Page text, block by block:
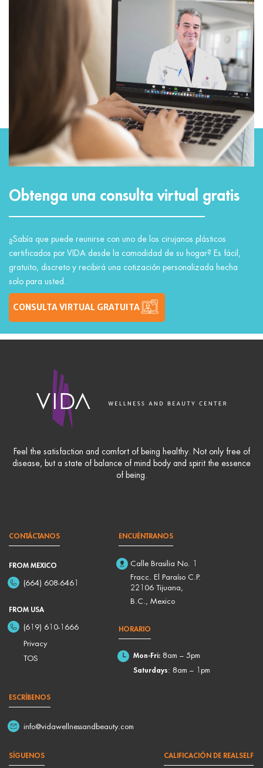
Obtenga una consulta virtual gratis
¿Sabía que puede reunirse con uno de los cirujanos plásticos
certificados por VIDA desde la comodidad de su hogar? Es fácil,
gratuito, discreto y recibirá una cotización personalizada hecha
solo para usted.
CONSULTA VIRTUAL GRATUITA
Feel the satisfaction and comfort of being healthy. Not only free of
disease, but a state of balance of mind body and spirit the essence
of being.
CONTÁCTANOS
FROM MEXICO
(664) 608-6461
FROM USA
(619) 610-1666
Privacy
TOS
ENCUÉNTRANOS
Calle Brasilia No. 1
Fracc. El Paraíso C.P.
22106 Tijuana,
B.C., Mexico
HORARIO
Mon-Fri:8am – 5pm
Saturdays: 8am – 1pm
ESCRÍBENOS
info@vidawellnessandbeauty.com
SÍGUENOS CALIFICACIÓN DE REALSELF